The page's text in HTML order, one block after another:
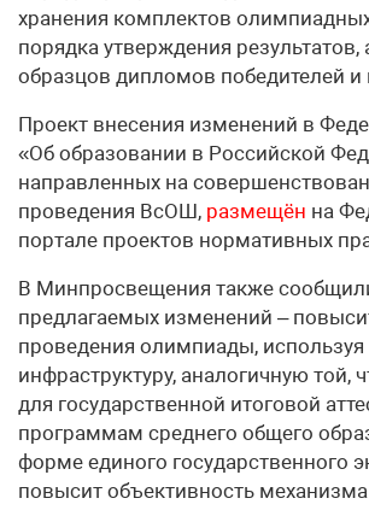
хранения комплектов
порядка утверждения результатов,
образцов дипломов победителей и
Проект внесения изменений в
«Об образовании в Российской
направленных на
проведения ВсОШ, размещён на
портале проектов нормативных
В Минпросвещения также
предлагаемых изменений –
проведения олимпиады, используя
инфраструктуру, аналогичную той,
для государственной итоговой
программам среднего общего
форме единого государственного
повысит объективность